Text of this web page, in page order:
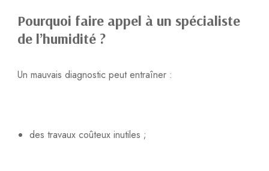
Pourquoi faire appel à un spécialiste
de l’humidité ?
Un mauvais diagnostic peut entraîner :
des travaux coûteux inutiles ;